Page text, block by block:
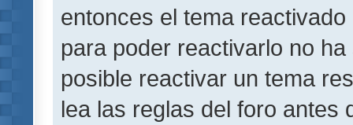
entonces el tema
para poder reactivarlo no
posible reactivar un tema
lea las reglas del foro antes